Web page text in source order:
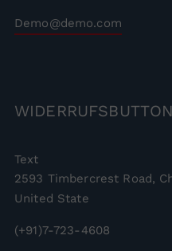
Demo@demo.com
WIDERRUFSBUTTON
Text
2593 Timbercrest Road,
United State
(+91)7-723-4608